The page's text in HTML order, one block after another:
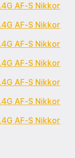
AF-S Nikkor
AF-S Nikkor
AF-S Nikkor
AF-S Nikkor
AF-S Nikkor
AF-S Nikkor
AF-S Nikkor